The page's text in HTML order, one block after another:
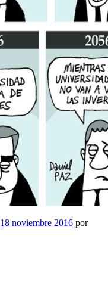
18 noviembre 2016 por